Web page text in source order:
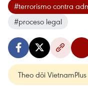
#terrorismo contra
#proceso legal
Theo dõi VietnamPlus